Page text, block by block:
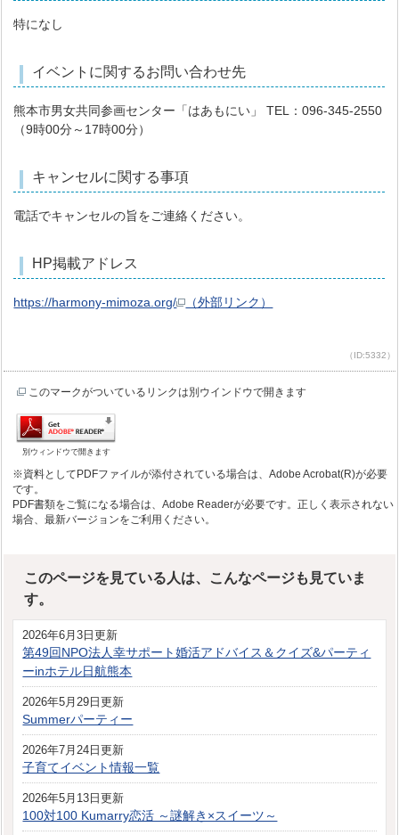
特になし
イベントに関するお問い合わせ先
熊本市男女共同参画センター「はあもにい」 TEL：096-345-2550
（9時00分～17時00分）
キャンセルに関する事項
電話でキャンセルの旨をご連絡ください。
HP掲載アドレス
https://harmony-mimoza.org/ （外部リンク）
（ID:5332）
このマークがついているリンクは別ウインドウで開きます
別ウィンドウで開きます
※資料としてPDFファイルが添付されている場合は、Adobe Acrobat(R)が必要
です。
PDF書類をご覧になる場合は、Adobe Readerが必要です。正しく表示されない
場合、最新バージョンをご利用ください。
このページを見ている人は、こんなページも見ていま
す。
2026年6月3日更新
第49回NPO法人幸サポート婚活アドバイス＆クイズ&パーティ
ーinホテル日航熊本
2026年5月29日更新
Summerパーティー
2026年7月24日更新
子育てイベント情報一覧
2026年5月13日更新
100対100 Kumarry恋活 ～謎解き×スイーツ～